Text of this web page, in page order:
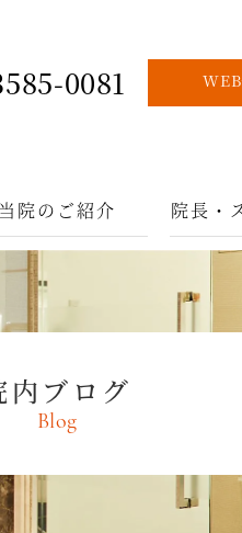
0081
当院のご紹介 院長・
内ブログ
Blog